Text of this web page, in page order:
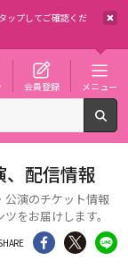
ップしてご確認くだ
会員登録 メニュー
配信情報
公演のチケット情報
をお届けします。
シェア Twitter